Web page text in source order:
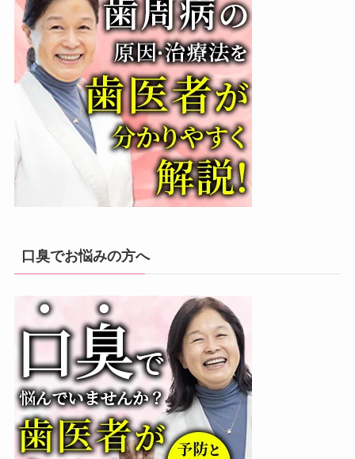
口臭でお悩みの方へ